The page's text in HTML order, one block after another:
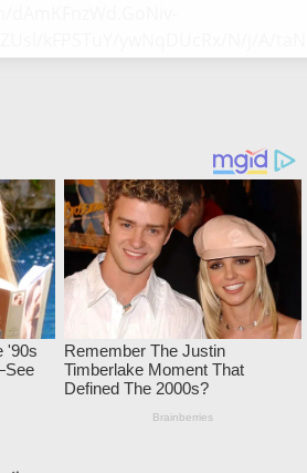
kFPSTuY/ywNqDUcRx/N/j/A/